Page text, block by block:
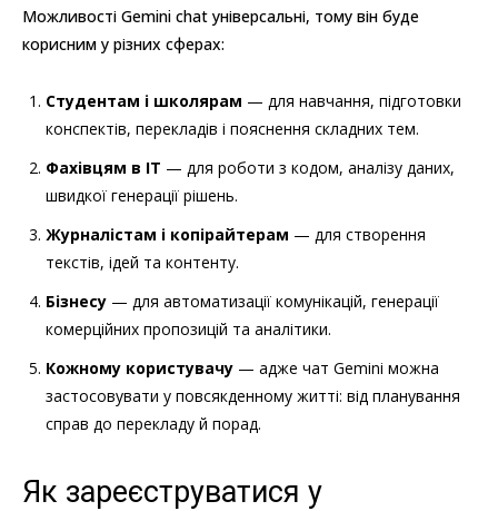
Можливості Gemini chat універсальні, тому він буде
корисним у різних сферах:
Студентам і школярам — для навчання, підготовки
конспектів, перекладів і пояснення складних тем.
Фахівцям в ІТ — для роботи з кодом, аналізу даних,
швидкої генерації рішень.
Журналістам і копірайтерам — для створення
текстів, ідей та контенту.
Бізнесу — для автоматизації комунікацій, генерації
комерційних пропозицій та аналітики.
Кожному користувачу — адже чат Gemini можна
застосовувати у повсякденному житті: від планування
справ до перекладу й порад.
Як зареєструватися у